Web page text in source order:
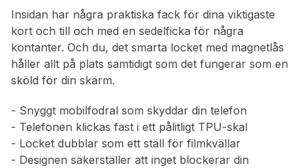
Insidan har några praktiska fack för dina viktigaste
kort och till och med en sedelficka för några
kontanter. Och du, det smarta locket med magnetlås
håller allt på plats samtidigt som det fungerar som en
sköld för din skärm.
- Snyggt mobilfodral som skyddar din telefon
- Telefonen klickas fast i ett pålitligt TPU-skal
- Locket dubblar som ett ställ för filmkvällar
- Designen säkerställer att inget blockerar din